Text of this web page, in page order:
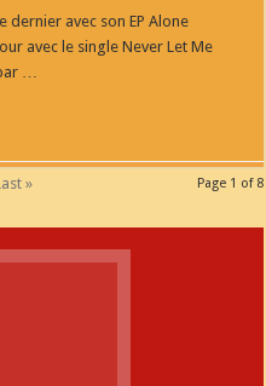
dernier avec son EP Alone
avec le single Never Let Me
…
Page 1 of 8
»